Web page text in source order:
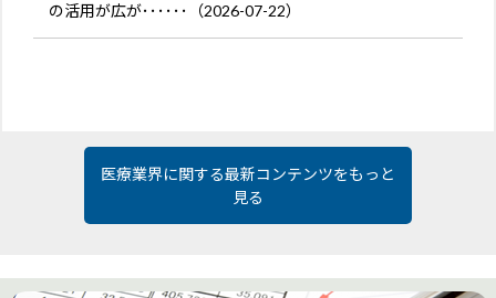
の活用が広が･･････（2026-07-22）
医療業界に関する最新コンテンツをもっと
見る